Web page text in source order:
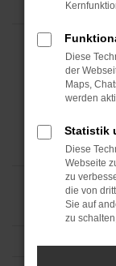
Diese
der
Maps,
werden
Statistik
Diese
Webseite
zu
die von
Sie auf
zu